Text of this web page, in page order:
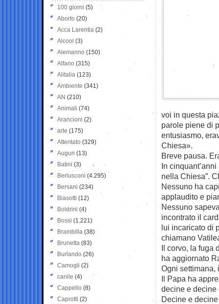
voi in questa
parole piene di
entusiasmo,
Chiesa».
Breve pausa.
In
nella Chiesa”.
Nessuno ha
applaudito e
Nessuno
incontrato il
lui incaricato di
chiamano
Il corvo, la fuga
ha aggiornato
Ogni settimana,
Il Papa ha
decine e decine
Decine e
100 giorni (5)
Aborto (20)
Acca Larentia (2)
Alcool (3)
Alemanno (150)
Alfano (315)
Alitalia (123)
Ambiente (341)
AN (210)
Animali (74)
Arancioni (2)
arte (175)
Attentato (329)
Auguri (13)
Batini (3)
Berlusconi (4.295)
Bersani (234)
Biasotti (12)
Boldrini (4)
Bossi (1.221)
Brambilla (38)
Brunetta (83)
Burlando (26)
Camogli (2)
canile (4)
Cappello (8)
Caprotti (2)